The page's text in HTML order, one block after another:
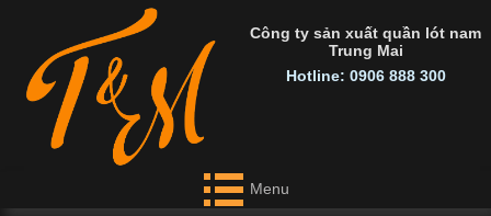
Công ty sản xuất quần lót nam
Trung Mai
Hotline: 0906 888 300
Menu